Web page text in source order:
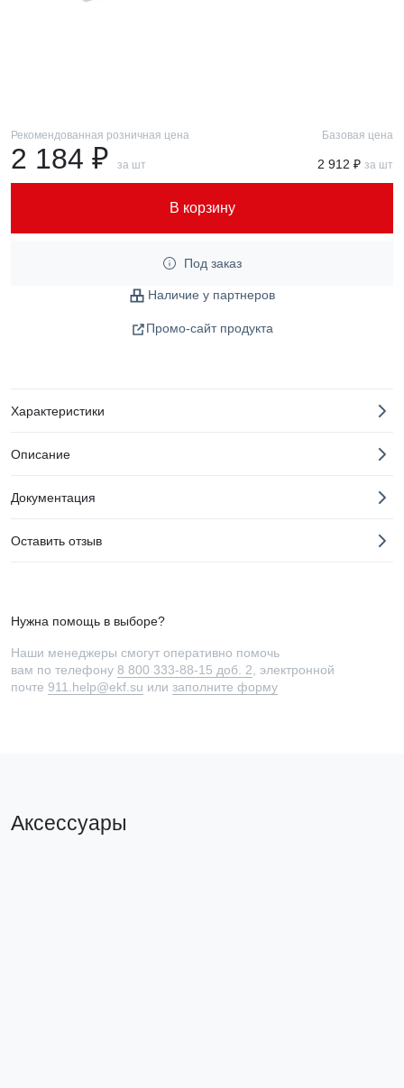
Рекомендованная розничная цена
2 184 ₽ за шт
Базовая цена
2 912 ₽ за шт
В корзину
Под заказ
Наличие у партнеров
Промо-сайт продукта
Характеристики
Описание
Документация
Оставить отзыв
Нужна помощь в выборе?
Наши менеджеры смогут оперативно помочь
вам по телефону 8 800 333-88-15 доб. 2 , электронной
почте 911.help@ekf.su или заполните форму
Аксессуары